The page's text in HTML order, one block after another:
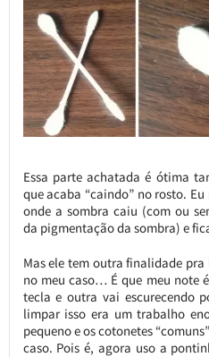
Essa parte achatada é ótima
que acaba “caindo” no rosto.
onde a sombra caiu (com ou
da pigmentação da sombra) e
Mas ele tem outra finalidade
no meu caso… É que meu note
tecla e outra vai escurecendo
limpar isso era um trabalho
pequeno e os cotonetes
caso. Pois é, agora uso a